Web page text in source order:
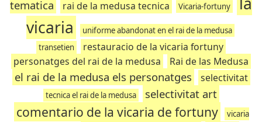
tematica
rai de la medusa tecnica Vicaria-fortuny
vicaria
uniforme abandonat en el rai de la medusa
transetien
restauracio de la vicaria fortuny
personatges del rai de la medusa
Rai de las Medusa
el rai de la medusa els personatges selectivitat
tecnica el rai de la medusa selectivitat art
comentario de la vicaria de fortuny
vicaria